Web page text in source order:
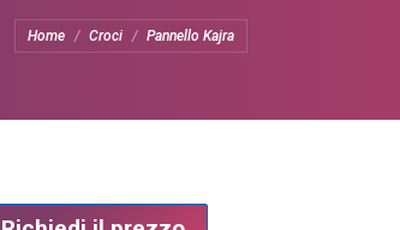
Tu sei qui:
Home Croci Pannello Kajra